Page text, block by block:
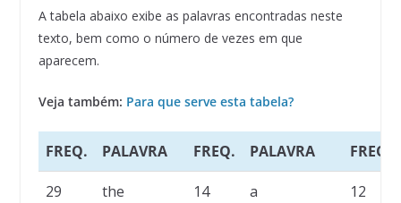
A tabela abaixo exibe as palavras encontradas neste
texto, bem como o número de vezes em que
aparecem.
Veja também: Para que serve esta tabela?
FREQ. PALAVRA FREQ. PALAVRA FREQ.
29 the 14 a 12